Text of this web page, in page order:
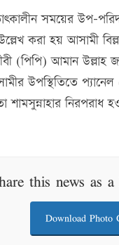
তাৎকালীন সময়ের
করা হয় আসামী
আমান উল্লাহ
উপস্থিতিতে
শামসুন্নাহার
this news as
Download Photo